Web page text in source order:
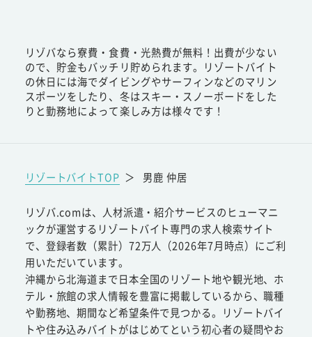
リゾバなら寮費・食費・光熱費が無料！出費が少ない
ので、貯金もバッチリ貯められます。リゾートバイト
の休日には海でダイビングやサーフィンなどのマリン
スポーツをしたり、冬はスキー・スノーボードをした
りと勤務地によって楽しみ方は様々です！
リゾートバイトTOP ＞ 男鹿 仲居
リゾバ.comは、人材派遣・紹介サービスのヒューマニ
ックが運営するリゾートバイト専門の求人検索サイト
で、登録者数（累計）72万人（2026年7月時点）にご利
用いただいています。
沖縄から北海道まで日本全国のリゾート地や観光地、ホ
テル・旅館の求人情報を豊富に掲載しているから、職種
や勤務地、期間など希望条件で見つかる。リゾートバイ
トや住み込みバイトがはじめてという初心者の疑問やお